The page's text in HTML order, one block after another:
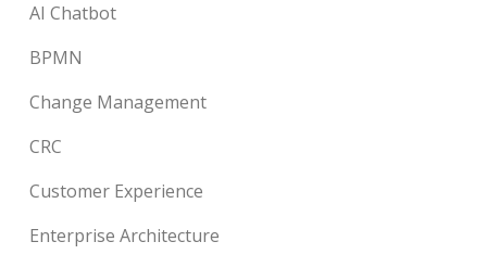
AI Chatbot
BPMN
Change Management
CRC
Customer Experience
Enterprise Architecture